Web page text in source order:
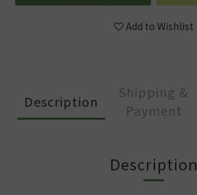
Add to Wishlist
Description
Shipping &
Payment
Description